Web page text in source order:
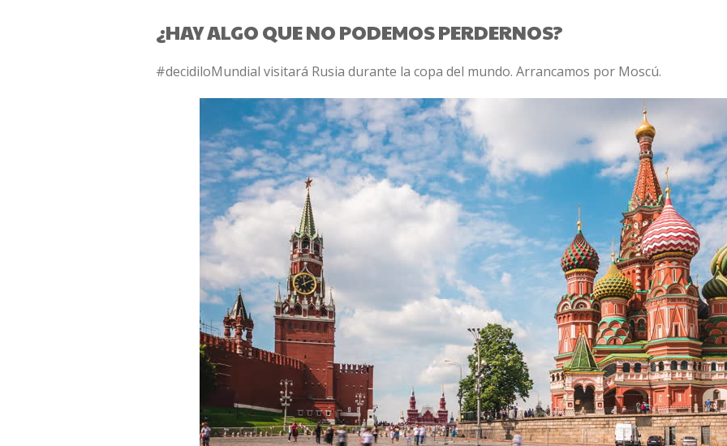
¿HAY ALGO QUE NO PODEMOS PERDERNOS?
#decidiloMundial visitará Rusia durante la copa del mundo. Arrancamos por Moscú.